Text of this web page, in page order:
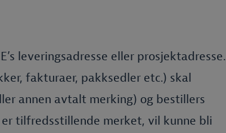
leveringsadresse eller prosjektadresse.
fakturaer, pakksedler etc.) skal
annen avtalt merking) og bestillers
er tilfredsstillende merket, vil kunne bli